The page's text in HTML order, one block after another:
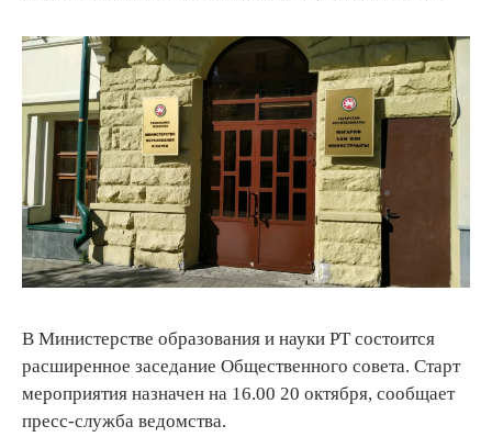
В Министерстве образования и науки РТ состоится
расширенное заседание Общественного совета. Старт
мероприятия назначен на 16.00 20 октября, сообщает
пресс-служба ведомства.